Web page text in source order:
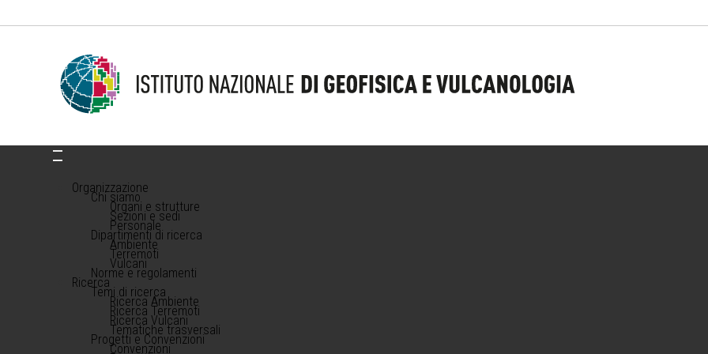
Organizzazione
Chi siamo
Organi e strutture
Sezioni e sedi
Personale
Dipartimenti di ricerca
Ambiente
Terremoti
Vulcani
Norme e regolamenti
Ricerca
Temi di ricerca
Ricerca Ambiente
Ricerca Terremoti
Ricerca Vulcani
Tematiche trasversali
Progetti e Convenzioni
Convenzioni